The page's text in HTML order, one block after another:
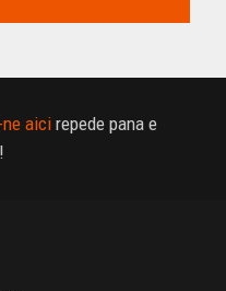
aicirepede pana e